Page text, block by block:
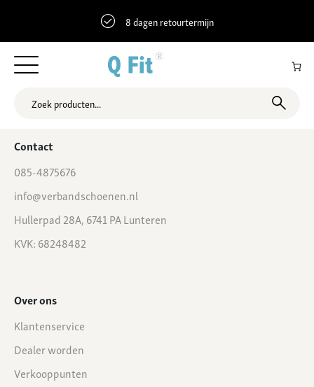
8 dagen retourtermijn
52.772381 5.104376 Bagijnhof 36, Medemblik, Nederland
Contact
085-4875676
info@verbandschoenen.nl
Hullerpad 28A, 6741 PA Lunteren
KVK: 68248482
Over ons
Klantenservice
Dealer worden
Verkooppunten